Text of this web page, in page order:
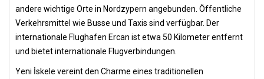
andere wichtige Orte in Nordzypern angebunden. Öffentliche
Verkehrsmittel wie Busse und Taxis sind verfügbar. Der
internationale Flughafen Ercan ist etwa 50 Kilometer entfernt
und bietet internationale Flugverbindungen.
Yeni İskele vereint den Charme eines traditionellen